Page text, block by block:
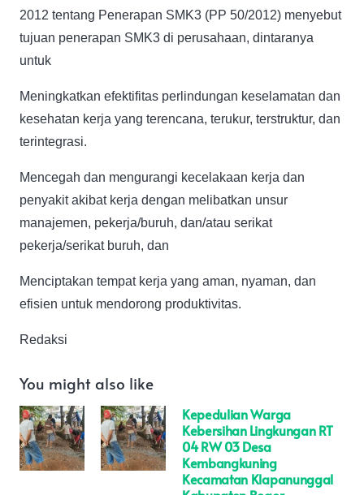
2012 tentang Penerapan SMK3 (PP 50/2012) menyebut
tujuan penerapan SMK3 di perusahaan, dintaranya
untuk
Meningkatkan efektifitas perlindungan keselamatan dan
kesehatan kerja yang terencana, terukur, terstruktur, dan
terintegrasi.
Mencegah dan mengurangi kecelakaan kerja dan
penyakit akibat kerja dengan melibatkan unsur
manajemen, pekerja/buruh, dan/atau serikat
pekerja/serikat buruh, dan
Menciptakan tempat kerja yang aman, nyaman, dan
efisien untuk mendorong produktivitas.
Redaksi
You might also like
Kepedulian Warga
Kebersihan Lingkungan RT
04 RW 03 Desa
Kembangkuning
Kecamatan Klapanunggal